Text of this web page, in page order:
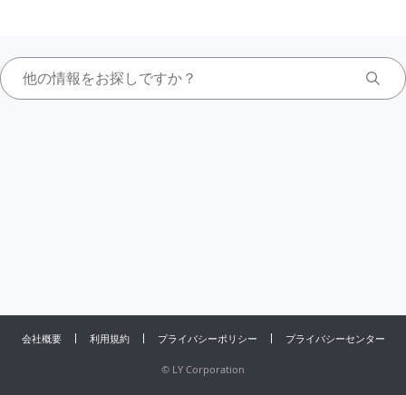
会社概要 利用規約 プライバシーポリシー プライバシーセンター
© LY Corporation